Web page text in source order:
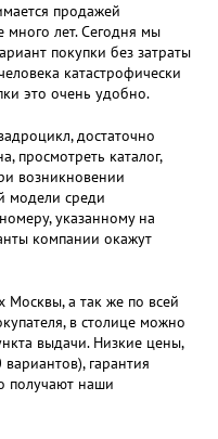
продажей
много лет. Сегодня мы
покупки без затраты
катастрофически
это очень удобно.
достаточно
просмотреть каталог,
возникновении
модели среди
указанному на
компании окажут
Москвы, а так же по всей
в столице можно
выдачи. Низкие цены,
гарантия
получают наши